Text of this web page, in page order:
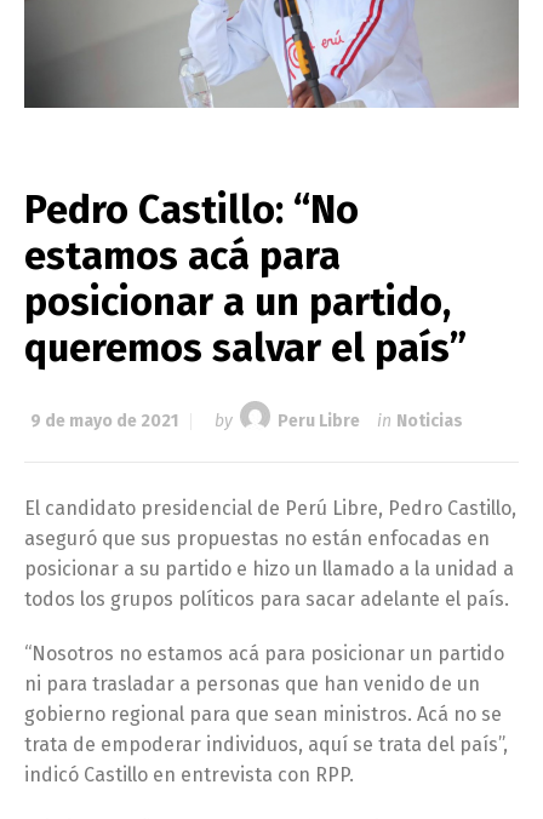
Pedro Castillo: “No
estamos acá para
posicionar a un partido,
queremos salvar el país”
9 de mayo de 2021 by Peru Libre in Noticias
El candidato presidencial de Perú Libre, Pedro Castillo,
aseguró que sus propuestas no están enfocadas en
posicionar a su partido e hizo un llamado a la unidad a
todos los grupos políticos para sacar adelante el país.
“Nosotros no estamos acá para posicionar un partido
ni para trasladar a personas que han venido de un
gobierno regional para que sean ministros. Acá no se
trata de empoderar individuos, aquí se trata del país”,
indicó Castillo en entrevista con RPP.